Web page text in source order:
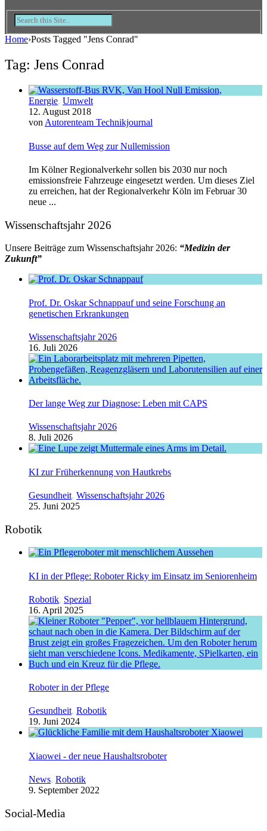
Home›Posts Tagged "Jens Conrad"
Tag: Jens Conrad
Energie, Umwelt
12. August 2018
von Autorenteam Technikjournal
Busse auf dem Weg zur Nullemission
Im Kölner Regionalverkehr sollen bis 2030 nur noch
emissionsfreie Fahrzeuge eingesetzt werden. Um dieses Ziel
zu erreichen, hat der Regionalverkehr Köln im Februar 30
neue ...
Wissenschaftsjahr 2026
Unsere Beiträge zum Wissenschaftsjahr 2026: “Medizin der
Zukunft”
Prof. Dr. Oskar Schnappauf und seine Forschung an
genetischen Erkrankungen
Wissenschaftsjahr 2026
16. Juli 2026
Der lange Weg zur Diagnose: Leben mit CAPS
Wissenschaftsjahr 2026
8. Juli 2026
KI zur Früherkennung von Hautkrebs
Gesundheit, Wissenschaftsjahr 2026
25. Juni 2025
Robotik
KI in der Pflege: Roboter Ricky im Einsatz im Seniorenheim
Robotik, Spezial
16. April 2025
Roboter in der Pflege
Gesundheit, Robotik
19. Juni 2024
Xiaowei - der neue Haushaltsroboter
News, Robotik
9. September 2022
Social-Media